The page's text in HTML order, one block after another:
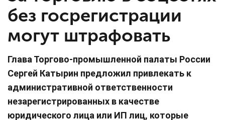
без госрегистрации
могут штрафовать
Глава Торгово-промышленной палаты России
Сергей Катырин предложил привлекать к
административной ответственности
незарегистрированных в качестве
юридического лица или ИП лиц, которые